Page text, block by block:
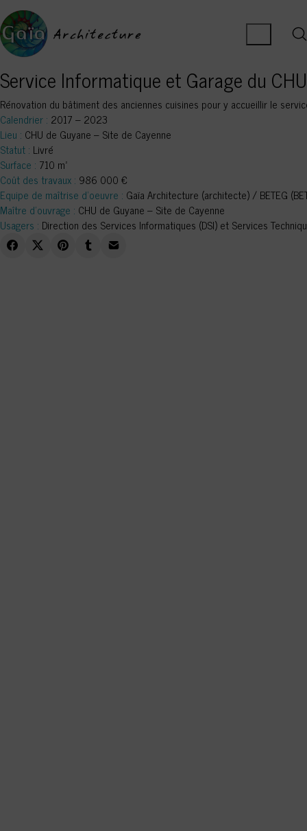
Service Informatique et Garage du
Rénovation du bâtiment des anciennes cuisines pour y accueillir le
Calendrier : 2017 – 2023
Lieu : CHU de Guyane – Site de Cayenne
Statut : Livré
Surface : 710 m²
Coût des travaux : 986 000 €
Equipe de maîtrise d’oeuvre : Gaïa Architecture (architecte) / BETEG
Maître d’ouvrage : CHU de Guyane – Site de Cayenne
Usagers : Direction des Services Informatiques (DSI) et Services